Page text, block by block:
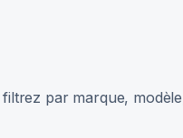
par marque,